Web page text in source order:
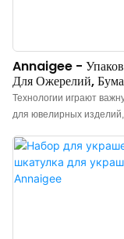
Annaigee -
Для Ожерелий,
Изделий,
Технологии играют
для ювелирных
доказали свою более
коробок и других